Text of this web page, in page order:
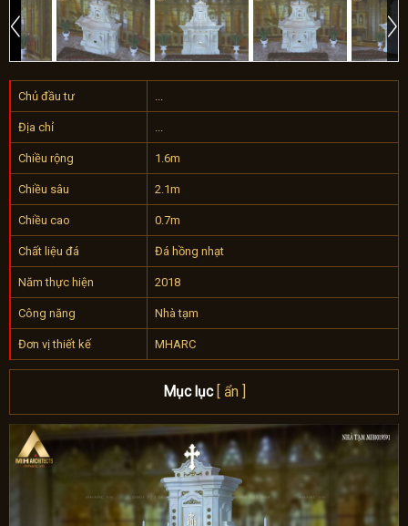
Chủ đầu tư ...
Địa chỉ ...
Chiều rộng 1.6m
Chiều sâu 2.1m
Chiều cao 0.7m
Chất liệu đá Đá hồng nhạt
Năm thực hiện 2018
Công năng Nhà tạm
Đơn vị thiết kế MHARC
Mục lục [ ẩn ]